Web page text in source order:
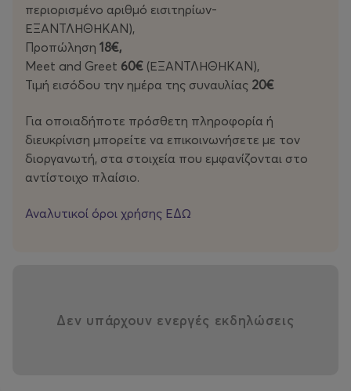
περιορισμένο αριθμό εισιτηρίων-
ΕΞΑΝΤΛΗΘΗΚΑΝ),
Προπώληση 18€,
Meet and Greet 60€ (ΕΞΑΝΤΛΗΘΗΚΑΝ),
Τιμή εισόδου την ημέρα της συναυλίας 20€
Για οποιαδήποτε πρόσθετη πληροφορία ή
διευκρίνιση μπορείτε να επικοινωνήσετε με τον
διοργανωτή, στα στοιχεία που εμφανίζονται στο
αντίστοιχο πλαίσιο.
Αναλυτικοί όροι χρήσης ΕΔΩ
Δεν υπάρχουν ενεργές εκδηλώσεις